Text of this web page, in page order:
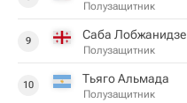
Полузащитник
9 Саба Лобжанидзе
Полузащитник
10 Тьяго Альмада
Полузащитник